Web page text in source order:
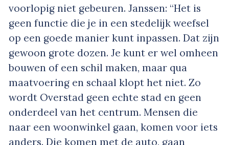
voorlopig niet gebeuren. Janssen: “Het is
geen functie die je in een stedelijk weefsel
op een goede manier kunt inpassen. Dat zijn
gewoon grote dozen. Je kunt er wel omheen
bouwen of een schil maken, maar qua
maatvoering en schaal klopt het niet. Zo
wordt Overstad geen echte stad en geen
onderdeel van het centrum. Mensen die
naar een woonwinkel gaan, komen voor iets
anders. Die komen met de auto, gaan